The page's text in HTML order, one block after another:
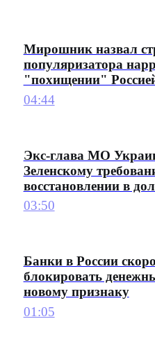
Мирошник назвал
популяризатора
"похищении"
04:44
Экс-глава МО
Зеленскому
восстановлении в
03:50
Банки в России
блокировать
новому признаку
01:05